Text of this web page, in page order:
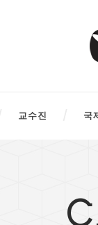
교수진 국